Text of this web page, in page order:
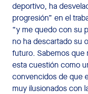
deportivo, ha
progresión” en el
“y me quedo con su
no ha descartado su
futuro. Sabemos que
esta cuestión como
convencidos de que
muy ilusionados con